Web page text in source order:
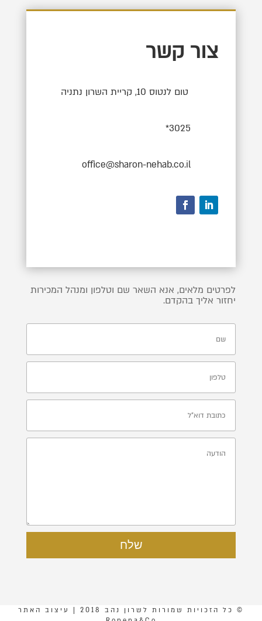
צור קשר
טום לנטוס 10, קריית השרון נתניה
3025*
office@sharon-nehab.co.il
לפרטים מלאים, אנא השאר שם וטלפון ומנהל המכירות
יחזור אליך בהקדם.
שלח
© כל הזכויות שמורות לשרון נהב 2018 | עיצוב האתר